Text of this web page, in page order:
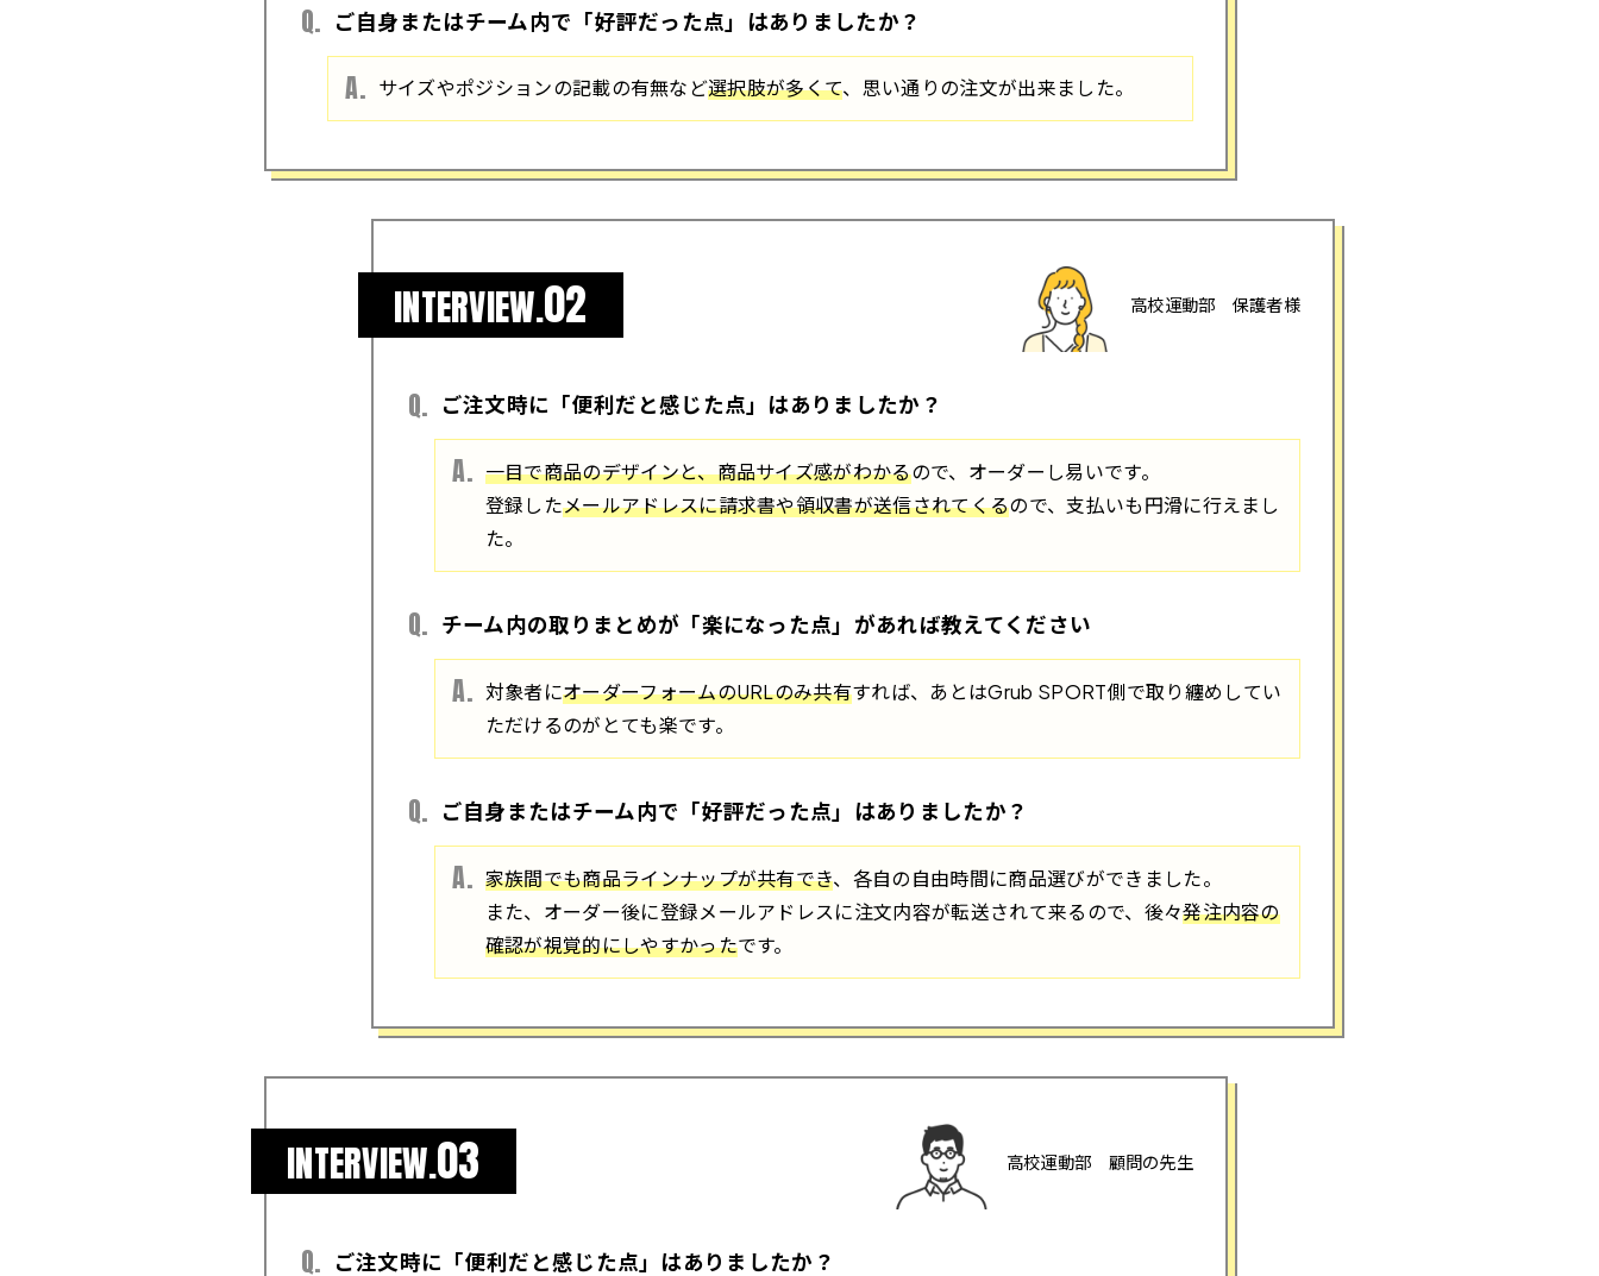
ご自身またはチーム内で「好評だった点」はありましたか？
サイズやポジションの記載の有無など選択肢が多くて、思い通りの注文が出来ました。
INTERVIEW.02 高校運動部 保護者様
ご注文時に「便利だと感じた点」はありましたか？
一目で商品のデザインと、商品サイズ感がわかるので、オーダーし易いです。
登録したメールアドレスに請求書や領収書が送信されてくるので、支払いも円滑に行えまし
た。
チーム内の取りまとめが「楽になった点」があれば教えてください
対象者にオーダーフォームのURLのみ共有すれば、あとはGrub SPORT側で取り纏めしてい
ただけるのがとても楽です。
ご自身またはチーム内で「好評だった点」はありましたか？
家族間でも商品ラインナップが共有でき、各自の自由時間に商品選びができました。
また、オーダー後に登録メールアドレスに注文内容が転送されて来るので、後々発注内容の
確認が視覚的にしやすかったです。
INTERVIEW.03 高校運動部 顧問の先生
ご注文時に「便利だと感じた点」はありましたか？